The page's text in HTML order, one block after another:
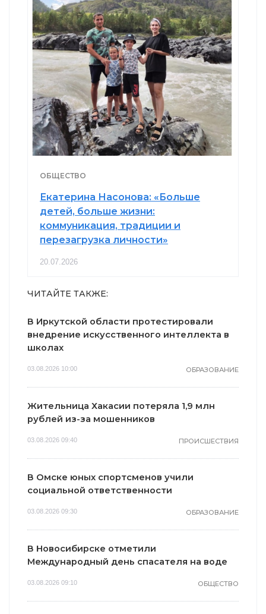
ОБЩЕСТВО
Екатерина Насонова: «Больше
детей, больше жизни:
коммуникация, традиции и
перезагрузка личности»
20.07.2026
ЧИТАЙТЕ ТАКЖЕ:
В Иркутской области протестировали
внедрение искусственного интеллекта в
школах
03.08.2026 10:00 ОБРАЗОВАНИЕ
Жительница Хакасии потеряла 1,9 млн
рублей из-за мошенников
03.08.2026 09:40 ПРОИСШЕСТВИЯ
В Омске юных спортсменов учили
социальной ответственности
03.08.2026 09:30 ОБРАЗОВАНИЕ
В Новосибирске отметили
Международный день спасателя на воде
03.08.2026 09:10 ОБЩЕСТВО